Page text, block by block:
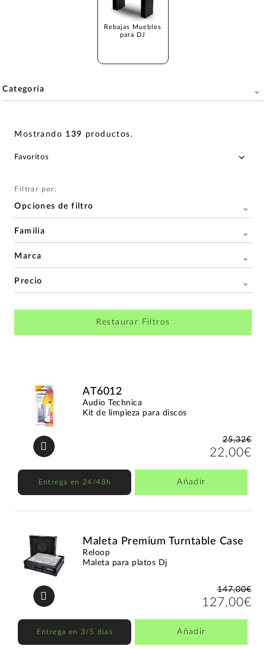
Rebajas Muebles
para DJ
Categoría
Mostrando 139 productos.
Filtrar por:
Opciones de filtro
Familia
Marca
Precio
Restaurar Filtros
AT6012
Audio Technica
Kit de limpieza para discos
25,32€
22,00€
Entrega en 24/48h Añadir
Maleta Premium Turntable Case
Reloop
Maleta para platos Dj
147,00€
127,00€
Entrega en 3/5 días Añadir